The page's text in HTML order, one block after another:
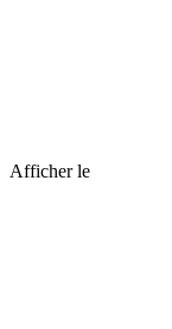
Afficher le